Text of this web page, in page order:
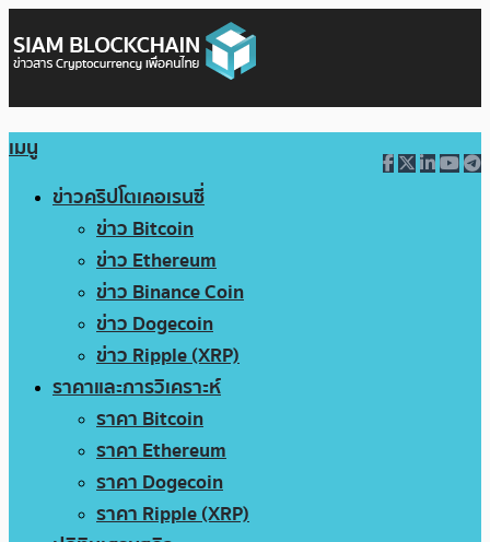
เมนู
ข่าวคริปโตเคอเรนซี่
ข่าว Bitcoin
ข่าว Ethereum
ข่าว Binance Coin
ข่าว Dogecoin
ข่าว Ripple (XRP)
ราคาและการวิเคราะห์
ราคา Bitcoin
ราคา Ethereum
ราคา Dogecoin
ราคา Ripple (XRP)